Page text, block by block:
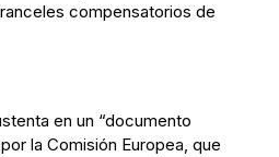
compensatorios de
en un “documento
la Comisión Europea, que